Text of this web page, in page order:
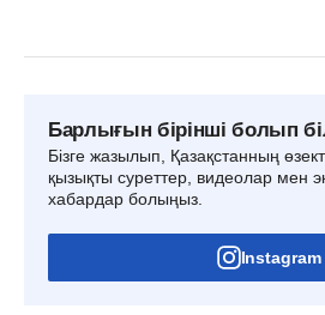
Барлығын бірінші болып
Бізге жазылып, Қазақстанның
қызықты суреттер, видеолар мен
хабардар болыңыз.
Instagram